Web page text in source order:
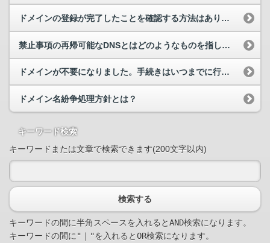
ドメインの登録が完了したことを確認する方法はありますか？
禁止事項の再帰可能なDNSとはどのようなものを指しますか？
ドメインが不要になりました。手続きはいつまでに行えば良いですか？
ドメイン名紛争処理方針とは？
キーワード検索
キーワードまたは文章で検索できます(200文字以内)
検索する
キーワードの間に半角スペースを入れるとAND検索になります。
キーワードの間に"｜"を入れるとOR検索になります。